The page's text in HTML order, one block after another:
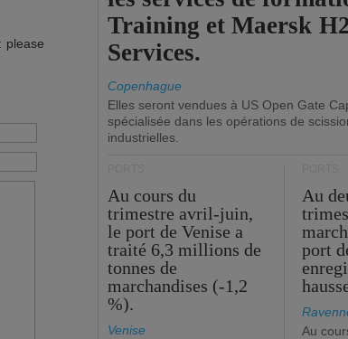
please
Training et Maersk
Services.
Copenhague
Elles seront vendues à US Open Gate
spécialisée dans les opérations de
industrielles.
Au cours du
trimestre avril-juin,
le port de Venise a
traité 6,3 millions de
tonnes de
marchandises (-1,2
%).
Venise
Au
port
Au